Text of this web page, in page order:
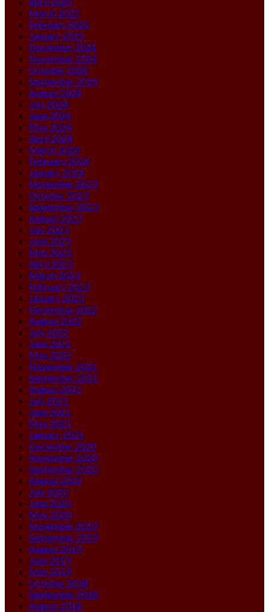
March 2025
February 2025
January 2025
December 2024
November 2024
October 2024
September 2024
August 2024
July 2024
June 2024
May 2024
April 2024
March 2024
February 2024
January 2024
November 2023
October 2023
September 2023
August 2023
July 2023
June 2023
May 2023
April 2023
March 2023
February 2023
January 2023
November 2022
August 2022
July 2022
June 2022
May 2022
November 2021
September 2021
August 2021
July 2021
June 2021
May 2021
January 2021
December 2020
November 2020
September 2020
August 2020
July 2020
June 2020
May 2020
November 2019
September 2019
August 2019
June 2019
May 2019
October 2018
September 2018
August 2018